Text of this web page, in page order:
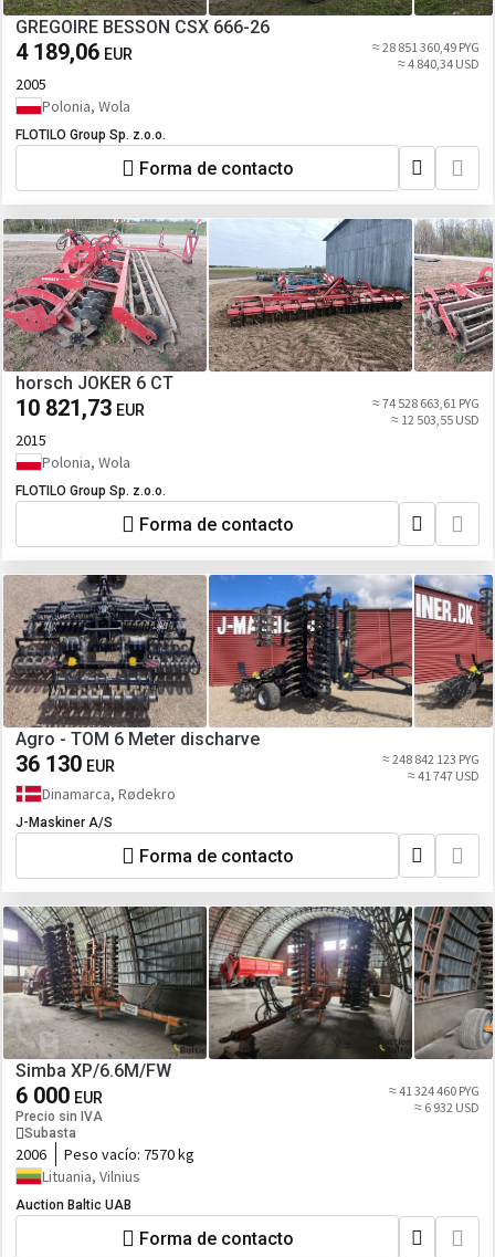
GREGOIRE BESSON CSX 666-26
4 189,06 EUR
≈ 28 851 360,49 PYG
≈ 4 840,34 USD
2005
Polonia, Wola
FLOTILO Group Sp. z.o.o.
Forma de contacto
horsch JOKER 6 CT
10 821,73 EUR
≈ 74 528 663,61 PYG
≈ 12 503,55 USD
2015
Polonia, Wola
FLOTILO Group Sp. z.o.o.
Forma de contacto
Agro - TOM 6 Meter discharve
36 130 EUR
≈ 248 842 123 PYG
≈ 41 747 USD
Dinamarca, Rødekro
J-Maskiner A/S
Forma de contacto
Simba XP/6.6M/FW
6 000 EUR
Precio sin IVA
Subasta
≈ 41 324 460 PYG
≈ 6 932 USD
2006 Peso vacío: 7570 kg
Lituania, Vilnius
Auction Baltic UAB
Forma de contacto